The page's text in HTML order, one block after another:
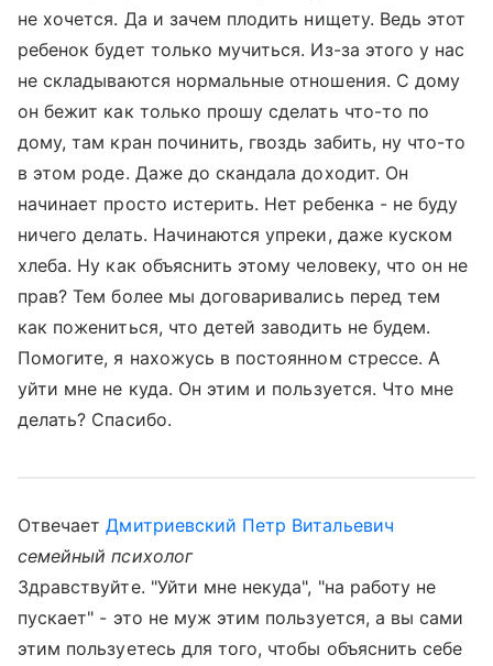
не хочется. Да и зачем плодить нищету. Ведь этот
ребенок будет только мучиться. Из-за этого у нас
не складываются нормальные отношения. С дому
он бежит как только прошу сделать что-то по
дому, там кран починить, гвоздь забить, ну что-то
в этом роде. Даже до скандала доходит. Он
начинает просто истерить. Нет ребенка - не буду
ничего делать. Начинаются упреки, даже куском
хлеба. Ну как объяснить этому человеку, что он не
прав? Тем более мы договаривались перед тем
как пожениться, что детей заводить не будем.
Помогите, я нахожусь в постоянном стрессе. А
уйти мне не куда. Он этим и пользуется. Что мне
делать? Спасибо.
ОтвечаетДмитриевский Петр Витальевич
семейный психолог
Здравствуйте. "Уйти мне некуда", "на работу не
пускает" - это не муж этим пользуется, а вы сами
этим пользуетесь для того, чтобы объяснить себе